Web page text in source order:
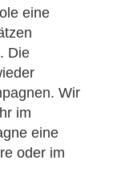
eine
Die
Wir
im
eine
oder im